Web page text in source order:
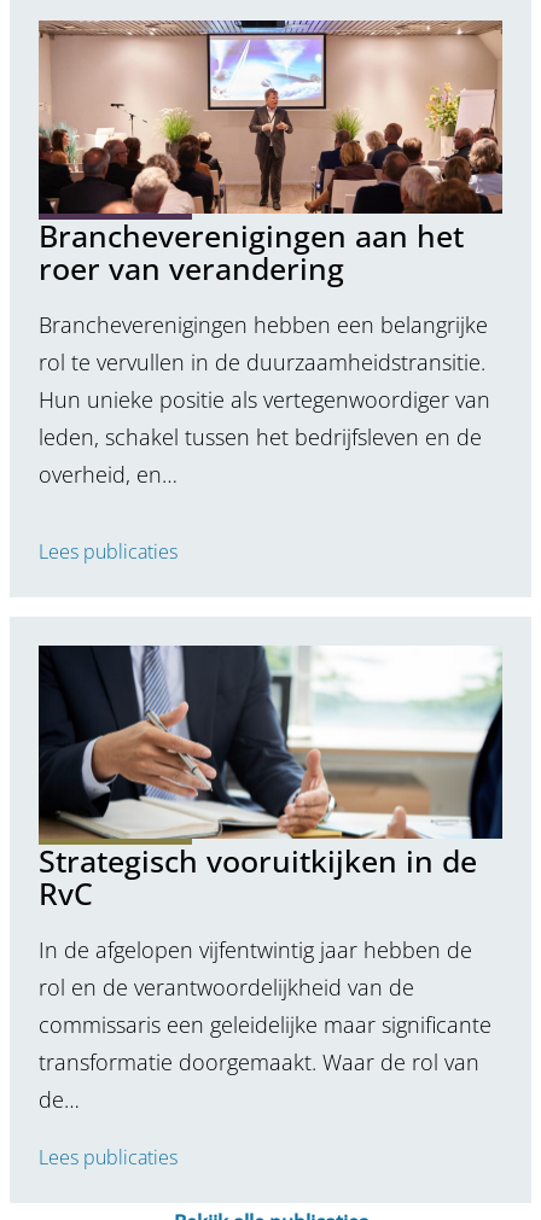
Brancheverenigingen aan het
roer van verandering
Brancheverenigingen hebben een belangrijke
rol te vervullen in de duurzaamheidstransitie.
Hun unieke positie als vertegenwoordiger van
leden, schakel tussen het bedrijfsleven en de
overheid, en…
Lees publicaties
Strategisch vooruitkijken in de
RvC
In de afgelopen vijfentwintig jaar hebben de
rol en de verantwoordelijkheid van de
commissaris een geleidelijke maar significante
transformatie doorgemaakt. Waar de rol van
de…
Lees publicaties